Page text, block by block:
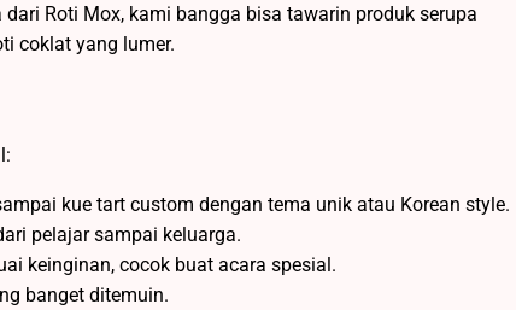
Roti Mox, kami bangga bisa tawarin produk serupa
coklat yang lumer.
kue tart custom dengan tema unik atau Korean style.
pelajar sampai keluarga.
keinginan, cocok buat acara spesial.
banget ditemuin.